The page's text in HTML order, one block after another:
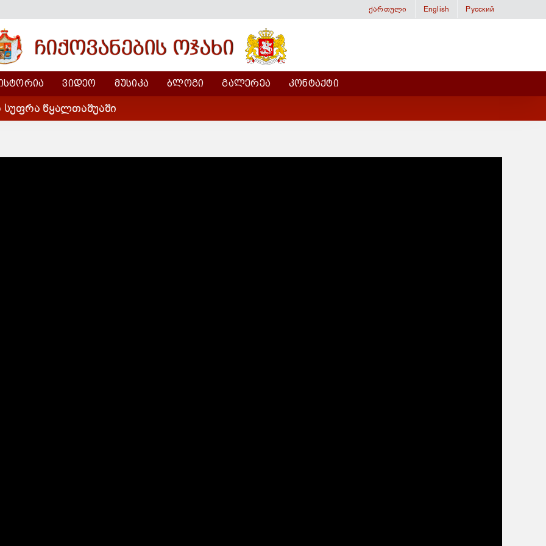
ქართული English Русский
ᲕᲘᲓᲔᲝ ᲛᲣᲡᲘᲙᲐ ᲑᲚᲝᲒᲘ ᲒᲐᲚᲔᲠᲔᲐ ᲙᲝᲜᲢᲐᲥᲢᲘ
სუფრა წყალთაშუაში